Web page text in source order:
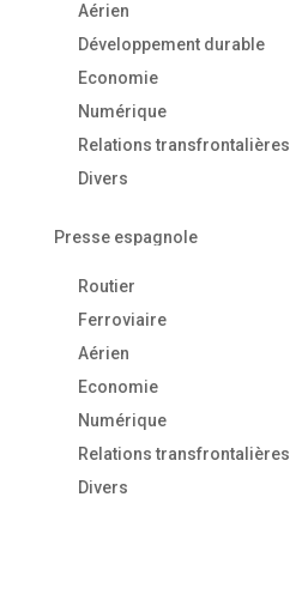
Aérien
Développement durable
Economie
Numérique
Relations transfrontalières
Divers
Presse espagnole
Routier
Ferroviaire
Aérien
Economie
Numérique
Relations transfrontalières
Divers